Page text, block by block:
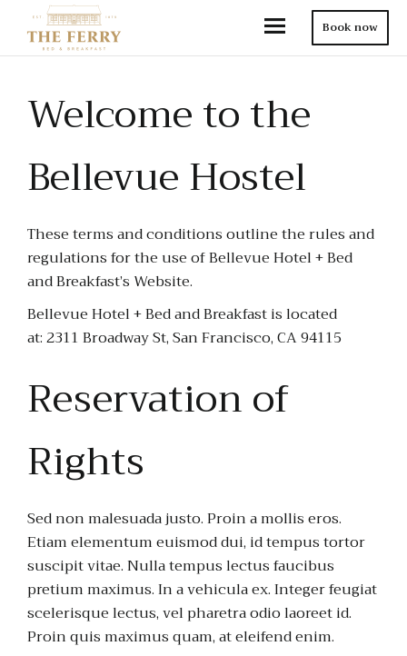
Book now
Welcome to the
Bellevue Hostel
These terms and conditions outline the rules and
regulations for the use of Bellevue Hotel + Bed
and Breakfast’s Website.
Bellevue Hotel + Bed and Breakfast is located
at: 2311 Broadway St, San Francisco, CA 94115
Reservation of
Rights
Sed non malesuada justo. Proin a mollis eros.
Etiam elementum euismod dui, id tempus tortor
suscipit vitae. Nulla tempus lectus faucibus
pretium maximus. In a vehicula ex. Integer feugiat
scelerisque lectus, vel pharetra odio laoreet id.
Proin quis maximus quam, at eleifend enim.